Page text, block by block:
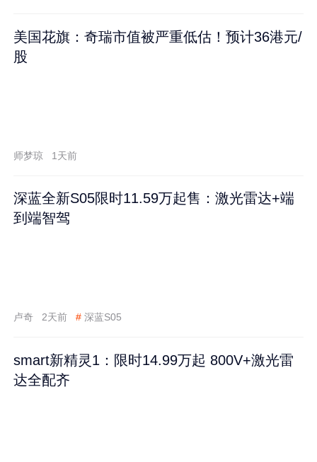
美国花旗：奇瑞市值被严重低估！预计36港元/
股
师梦琼 1天前
深蓝全新S05限时11.59万起售：激光雷达+端
到端智驾
卢奇 2天前 # 深蓝S05
smart新精灵1：限时14.99万起 800V+激光雷
达全配齐